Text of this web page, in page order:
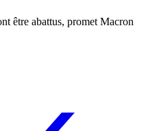
être abattus, promet Macron